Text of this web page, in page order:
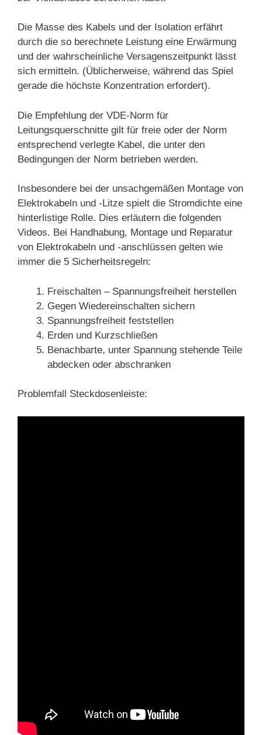
Die Masse des Kabels und der Isolation erfährt
durch die so berechnete Leistung eine Erwärmung
und der wahrscheinliche Versagenszeitpunkt lässt
sich ermitteln. (Üblicherweise, während das Spiel
gerade die höchste Konzentration erfordert).
Die Empfehlung der VDE-Norm für
Leitungsquerschnitte gilt für freie oder der Norm
entsprechend verlegte Kabel, die unter den
Bedingungen der Norm betrieben werden.
Insbesondere bei der unsachgemäßen Montage von
Elektrokabeln und -Litze spielt die Stromdichte eine
hinterlistige Rolle. Dies erläutern die folgenden
Videos. Bei Handhabung, Montage und Reparatur
von Elektrokabeln und -anschlüssen gelten wie
immer die 5 Sicherheitsregeln:
Freischalten – Spannungsfreiheit herstellen
Gegen Wiedereinschalten sichern
Spannungsfreiheit feststellen
Erden und Kurzschließen
Benachbarte, unter Spannung stehende Teile
abdecken oder abschranken
Problemfall Steckdosenleiste: